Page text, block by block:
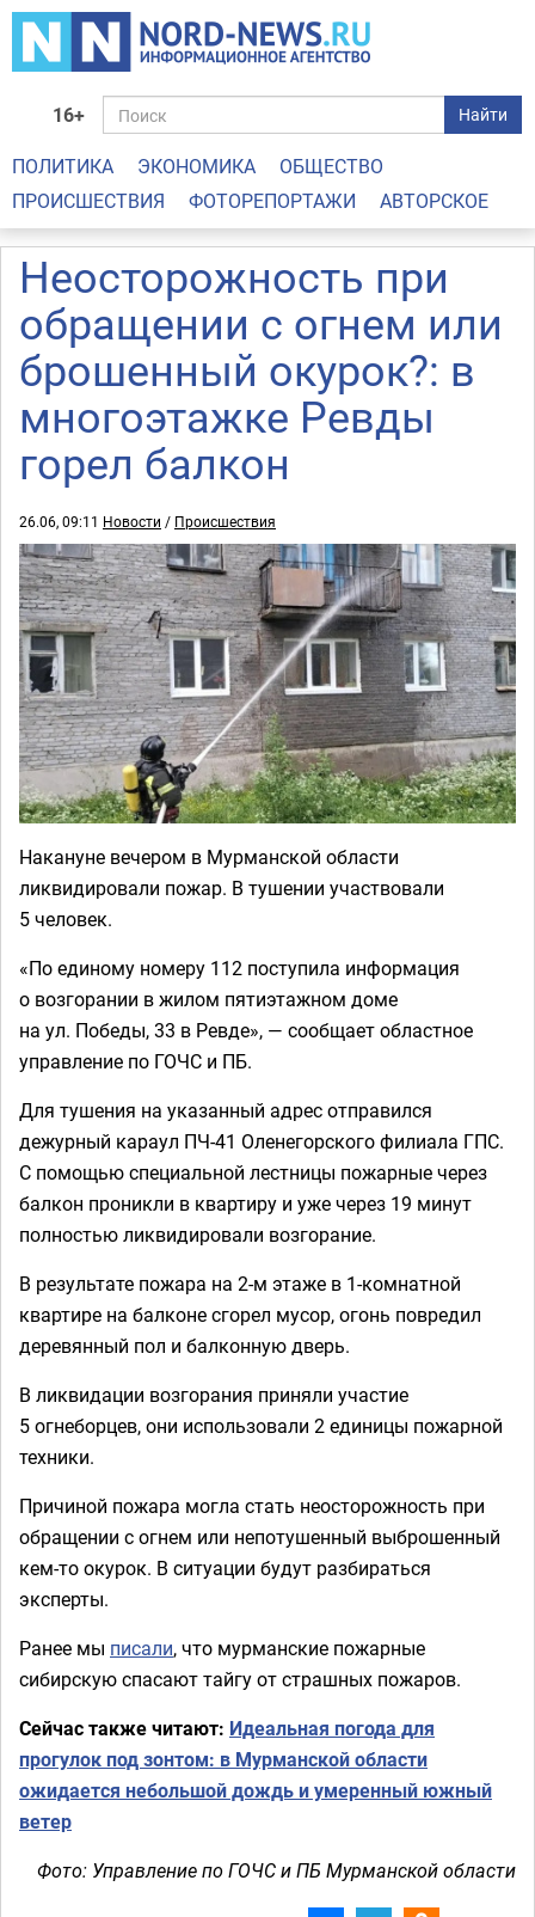
16+ Найти
ПОЛИТИКА ЭКОНОМИКА
ОБЩЕСТВО
ПРОИСШЕСТВИЯ
ФОТОРЕПОРТАЖИ АВТОРСКОЕ
Неосторожность при
обращении с огнем или
брошенный окурок?: в
многоэтажке Ревды
горел балкон
26.06, 09:11 Новости / Происшествия
Накануне вечером в Мурманской области
ликвидировали пожар. В тушении участвовали
5 человек.
«По единому номеру 112 поступила информация
о возгорании в жилом пятиэтажном доме
на ул. Победы, 33 в Ревде», — сообщает областное
управление по ГОЧС и ПБ.
Для тушения на указанный адрес отправился
дежурный караул ПЧ-41 Оленегорского филиала ГПС.
С помощью специальной лестницы пожарные через
балкон проникли в квартиру и уже через 19 минут
полностью ликвидировали возгорание.
В результате пожара на 2-м этаже в 1-комнатной
квартире на балконе сгорел мусор, огонь повредил
деревянный пол и балконную дверь.
В ликвидации возгорания приняли участие
5 огнеборцев, они использовали 2 единицы пожарной
техники.
Причиной пожара могла стать неосторожность при
обращении с огнем или непотушенный выброшенный
кем-то окурок. В ситуации будут разбираться
эксперты.
Ранее мы писали, что мурманские пожарные
сибирскую спасают тайгу от страшных пожаров.
Сейчас также читают: Идеальная погода для
прогулок под зонтом: в Мурманской области
ожидается небольшой дождь и умеренный южный
ветер
Фото: Управление по ГОЧС и ПБ Мурманской области